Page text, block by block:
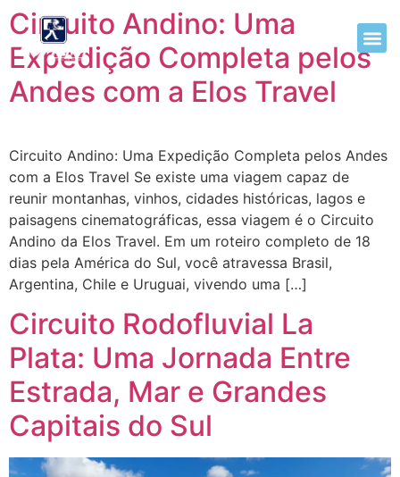
Circuito Andino: Uma
Expedição Completa pelos
Andes com a Elos Travel
Circuito Andino: Uma Expedição Completa pelos Andes
com a Elos Travel Se existe uma viagem capaz de
reunir montanhas, vinhos, cidades históricas, lagos e
paisagens cinematográficas, essa viagem é o Circuito
Andino da Elos Travel. Em um roteiro completo de 18
dias pela América do Sul, você atravessa Brasil,
Argentina, Chile e Uruguai, vivendo uma […]
Circuito Rodofluvial La
Plata: Uma Jornada Entre
Estrada, Mar e Grandes
Capitais do Sul